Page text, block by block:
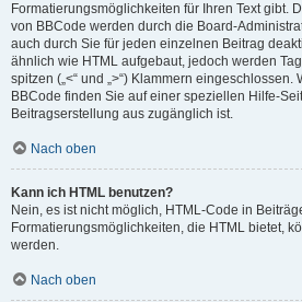
Formatierungsmöglichkeiten für Ihren Text gibt.
von BBCode werden durch die Board-
auch durch Sie für jeden einzelnen Beitrag
ähnlich wie HTML aufgebaut, jedoch werden
spitzen („<“ und „>“) Klammern eingeschlossen.
BBCode finden Sie auf einer speziellen Hilfe-
Beitragserstellung aus zugänglich ist.
Nach oben
Kann ich HTML benutzen?
Nein, es ist nicht möglich, HTML-Code in
Formatierungsmöglichkeiten, die HTML bietet,
werden.
Nach oben